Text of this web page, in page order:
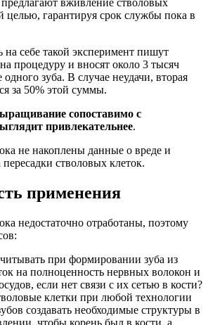
целью, гарантируя срок службы пока в
себе такой эксперимент пишут
процедуру и вносят около 3 тысяч
зуба. В случае неудачи, вторая
за 50% этой суммы.
сопоставимо с
привлекательнее.
не накоплены данные о вреде и
стволовых клеток.
применения
недостаточно отработаны, поэтому
при формировании зуба из
на полноценность нервных волокон и
если нет связи с их сетью в кости?
клетки при любой технологии
создавать необходимые структуры в
чтобы корень был в кости, а